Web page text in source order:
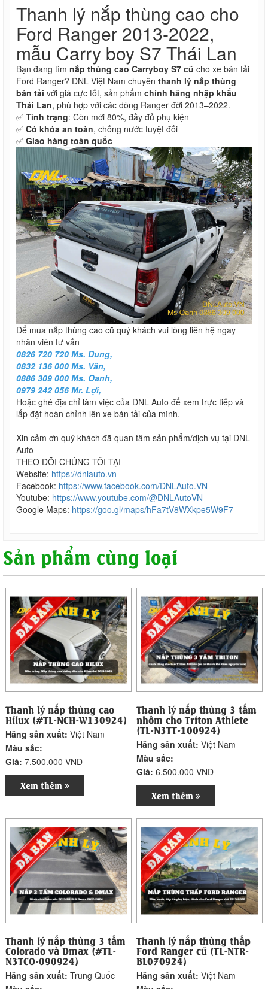
Thanh lý nắp thùng cao cho
Ford Ranger 2013-2022,
mẫu Carry boy S7 Thái Lan
Bạn đang tìm nắp thùng cao Carryboy S7 cũ cho xe bán tải
Ford Ranger? DNL Việt Nam chuyên thanh lý nắp thùng
bán tải với giá cực tốt, sản phẩm chính hãng nhập khẩu
Thái Lan, phù hợp với các dòng Ranger đời 2013–2022.
✅ Tình trạng: Còn mới 80%, đầy đủ phụ kiện
✅ Có khóa an toàn, chống nước tuyệt đối
✅ Giao hàng toàn quốc
Để mua nắp thùng cao cũ quý khách vui lòng liên hệ ngay
nhân viên tư vấn
0826 720 720 Ms. Dung,
0832 136 000 Ms. Vân,
0886 309 000 Ms. Oanh,
0979 242 056 Mr. Lợi,
Hoặc ghé địa chỉ làm việc của DNL Auto để xem trực tiếp và
lắp đặt hoàn chỉnh lên xe bán tải của mình.
-------------------------------------------
Xin cảm ơn quý khách đã quan tâm sản phẩm/dịch vụ tại DNL
Auto
THEO DÕI CHÚNG TÔI TẠI
Website: https://dnlauto.vn
Facebook: https://www.facebook.com/DNLAuto.VN
Youtube: https://www.youtube.com/@DNLAutoVN
Google Maps: https://goo.gl/maps/hFa7tV8WXkpe5W9F7
-------------------------------------------
Sản phẩm cùng loại
Thanh lý nắp thùng cao
Hilux (#TL-NCH-W130924)
Hãng sản xuất:Việt Nam
Màu sắc:
Giá:7.500.000 VNĐ
Xem thêm
Thanh lý nắp thùng 3 tấm
nhôm cho Triton Athlete
(TL-N3TT-100924)
Hãng sản xuất:Việt Nam
Màu sắc:
Giá:6.500.000 VNĐ
Xem thêm
Thanh lý nắp thùng 3 tấm
Colorado và Dmax (#TL-
N3TCO-090924)
Hãng sản xuất:Trung Quốc
Thanh lý nắp thùng thấp
Ford Ranger cũ (TL-NTR-
BL070924)
Hãng sản xuất:Việt Nam